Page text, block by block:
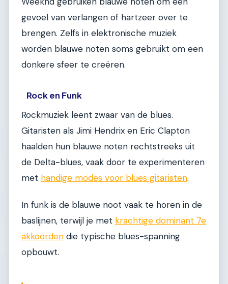
gevoel van verlangen of hartzeer over te
brengen. Zelfs in elektronische muziek
worden blauwe noten soms gebruikt om een
donkere sfeer te creëren.
Rock en Funk
Rockmuziek leent zwaar van de blues.
Gitaristen als Jimi Hendrix en Eric Clapton
haalden hun blauwe noten rechtstreeks uit
de Delta-blues, vaak door te experimenteren
met handige modes voor blues gitaristen.
In funk is de blauwe noot vaak te horen in de
baslijnen, terwijl je met krachtige dominant 7e
akkoorden die typische blues-spanning
opbouwt.